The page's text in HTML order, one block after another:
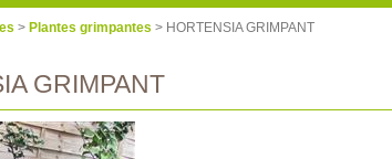
> Plantes grimpantes > HORTENSIA GRIMPANT
GRIMPANT